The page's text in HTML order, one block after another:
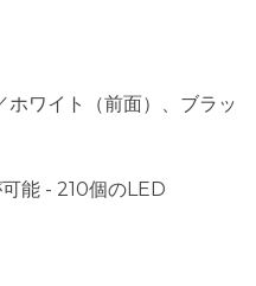
ホワイト（前面）、ブラッ
能 - 210個のLED